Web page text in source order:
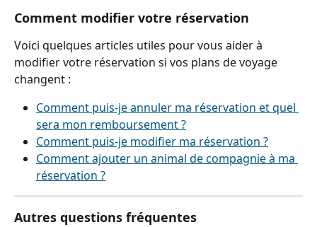
Comment modifier votre réservation
Voici quelques articles utiles pour vous aider à
modifier votre réservation si vos plans de voyage
changent :
Comment puis-je annuler ma réservation et quel
sera mon remboursement ?
Comment puis-je modifier ma réservation ?
Comment ajouter un animal de compagnie à ma
réservation ?
Autres questions fréquentes